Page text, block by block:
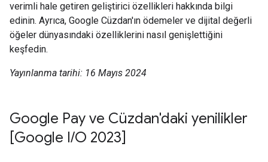
verimli hale getiren geliştirici özellikleri hakkında bilgi
edinin. Ayrıca, Google Cüzdan'ın ödemeler ve dijital değerli
öğeler dünyasındaki özelliklerini nasıl genişlettiğini
keşfedin.
Yayınlanma tarihi: 16 Mayıs 2024
Google Pay ve Cüzdan'daki yenilikler
[Google I/O 2023]